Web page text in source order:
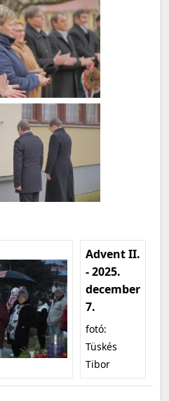
Advent II.
- 2025.
december
7.
fotó:
Tüskés
Tibor